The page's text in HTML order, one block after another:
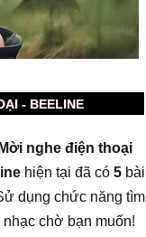
- BEELINE
nghe điện thoại
hiện tại đã có 5 bài
dụng chức năng tìm
nhạc chờ bạn muốn!